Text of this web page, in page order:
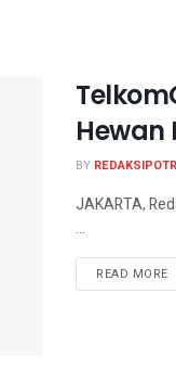
Hewan
BY
JAKARTA,
...
READ MORE